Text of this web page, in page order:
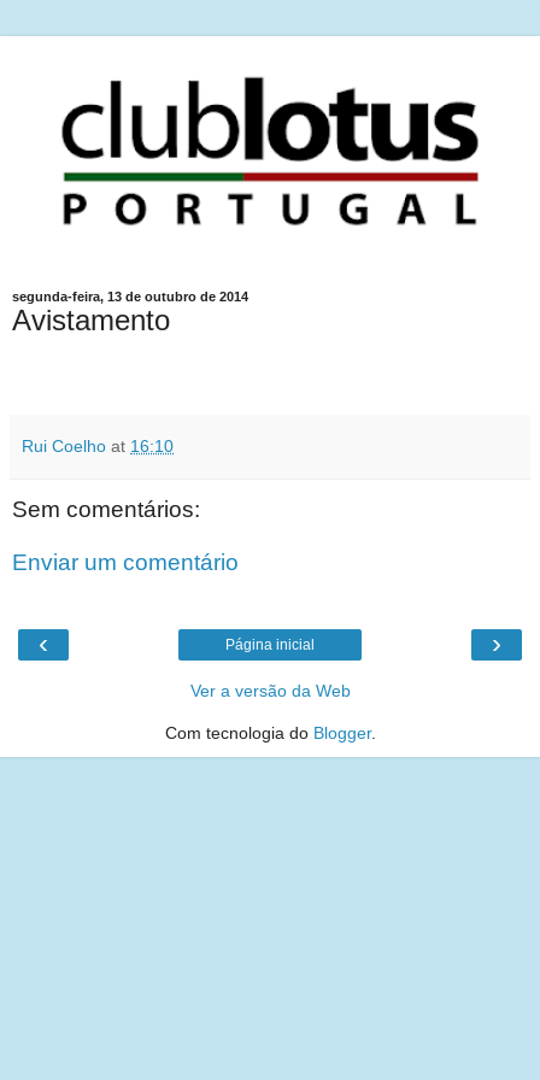
segunda-feira, 13 de outubro de 2014
Avistamento
Rui Coelho at 16:10
Sem comentários:
Enviar um comentário
‹ ›
Página inicial
Ver a versão da Web
Com tecnologia do Blogger.